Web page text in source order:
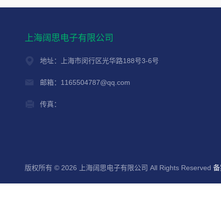
上海阔思电子有限公司
地址：上海市闵行区光华路188号3-6号
邮箱：1165504787@qq.com
传真：
版权所有 © 2026 上海阔思电子有限公司 All Rights Reserved